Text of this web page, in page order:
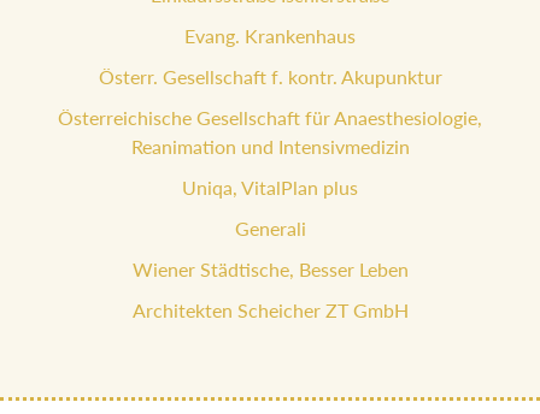
Evang. Krankenhaus
Österr. Gesellschaft f. kontr. Akupunktur
Österreichische Gesellschaft für Anaesthesiologie,
Reanimation und Intensivmedizin
Uniqa, VitalPlan plus
Generali
Wiener Städtische, Besser Leben
Architekten Scheicher ZT GmbH